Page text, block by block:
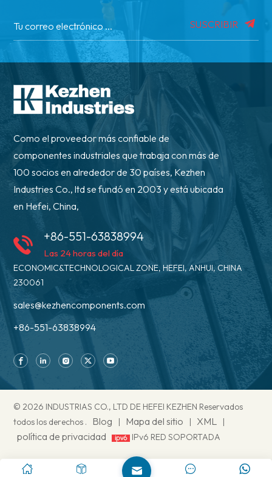
SUSCRIBIR
Como el proveedor más confiable de
componentes industriales que trabaja con más de
100 socios en alrededor de 30 países, Kezhen
Industries Co., ltd se fundó en 2003 y está ubicada
en Hefei, China,
+86-551-63838994
Las 24 horas del día
ECONOMIC&TECHNOLOGICAL ZONE, HEFEI, ANHUI, CHINA
230061
sales@kezhencomponents.com
+86-551-63838994
© 2026 INDUSTRIAS CO., LTD DE HEFEI KEZHEN Reservados
todos los derechos .
Blog Mapa del sitio XML
política de privacidad IPv6 RED SOPORTADA